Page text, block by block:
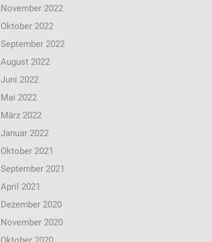
November 2022
Oktober 2022
September 2022
August 2022
Juni 2022
Mai 2022
März 2022
Januar 2022
Oktober 2021
September 2021
April 2021
Dezember 2020
November 2020